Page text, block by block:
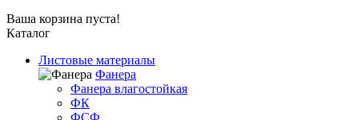
Ваша корзина пуста!
Каталог
Листовые материалы
Фанера
Фанера влагостойкая
ФК
ФСФ